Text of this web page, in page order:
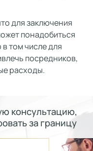
для заключения
понадобиться
том числе для
посредников,
расходы.
консультацию,
за границу